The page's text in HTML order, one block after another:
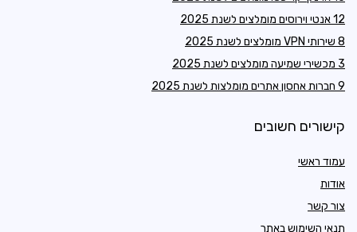
12 אנטי וירוסים מומלצים לשנת 2025
8 שירותי VPN מומלצים לשנת 2025
3 מכשירי שמיעה מומלצים לשנת 2025
9 חברות אחסון אתרים מומלצות לשנת 2025
קישורים חשובים
עמוד ראשי
אודות
צור קשר
תנאי השימוש באתר